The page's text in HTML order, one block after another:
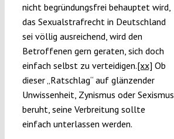
nicht begründungsfrei behauptet wird,
das Sexualstrafrecht in Deutschland
sei völlig ausreichend, wird den
Betroffenen gern geraten, sich doch
einfach selbst zu verteidigen.[xx] Ob
dieser „Ratschlag“ auf glänzender
Unwissenheit, Zynismus oder Sexismus
beruht, seine Verbreitung sollte
einfach unterlassen werden.